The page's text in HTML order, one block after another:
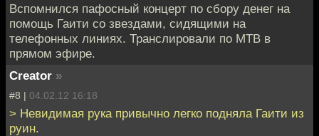
Вспомнился пафосный концерт по сбору денег на
помощь Гаити со звездами, сидящими на
телефонных линиях. Транслировали по МТВ в
прямом эфире.
Creator »
#8 | 04.02.12 16:18
> Невидимая рука привычно легко подняла Гаити из
руин.